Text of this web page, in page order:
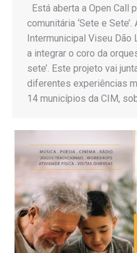
Está aberta a Open Call
comunitária ‘Sete e Sete’.
Intermunicipal Viseu Dão
a integrar o coro da
sete’. Este projeto vai
diferentes experiências
14 municípios da CIM,